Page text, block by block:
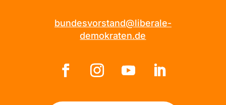
bundesvorstand@liberale-
demokraten.de